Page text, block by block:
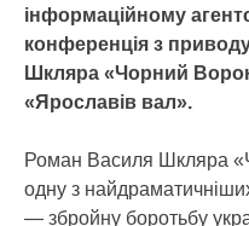
інформаційному
конференція з
Шкляра «Чорний
«Ярославів вал».
Роман Василя Шкляра
одну з найдраматичніших
— збройну боротьбу